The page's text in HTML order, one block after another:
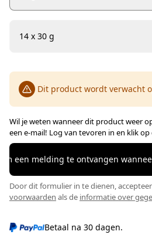
14 x 30 g
Dit product wordt verwacht
Wil je weten wanneer dit product weer
een e-mail! Log van tevoren in en klik op
een ​​melding te ontvangen
Door dit formulier in te dienen,
voorwaarden als de informatie over
Betaal na 30 dagen.